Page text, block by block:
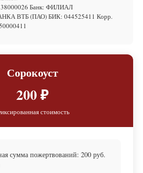
Банк: ФИЛИАЛ
ВТБ (ПАО) БИК: 044525411 Корр.
Сорокоуст
200 ₽
стоимость
сумма пожертвований: 200 руб.